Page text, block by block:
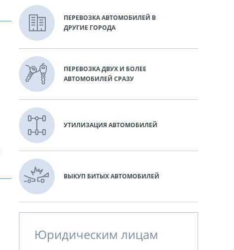
ПЕРЕВОЗКА АВТОМОБИЛЕЙ В
ДРУГИЕ ГОРОДА
ПЕРЕВОЗКА ДВУХ И БОЛЕЕ
АВТОМОБИЛЕЙ СРАЗУ
УТИЛИЗАЦИЯ АВТОМОБИЛЕЙ
ВЫКУП БИТЫХ АВТОМОБИЛЕЙ
Юридическим лицам